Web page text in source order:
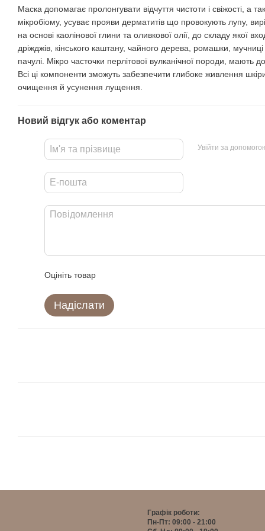
Маска допомагає пролонгувати відчуття чистоти і свіжості, а
мікробіому, усуває прояви дерматитів що провокують лупу,
на основі каолінової глини та оливкової олії, до складу якої
дріжджів, кінського каштану, чайного дерева, ромашки, мучниці
пачулі. Мікро часточки перлітової вулканічної породи, мають
Всі ці компоненти зможуть забезпечити глибоке живлення
очищення й усунення лущення.
Новий відгук або коментар
Увійти за
Оцініть товар
Надіслати
Графік роботи:
Пн-Пт: 09:00 - 21:00